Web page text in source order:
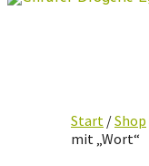
Start /Shop
mit „Wort“